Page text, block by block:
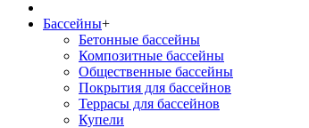
Бассейны+
Бетонные бассейны
Композитные бассейны
Общественные бассейны
Покрытия для бассейнов
Террасы для бассейнов
Купели